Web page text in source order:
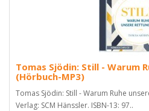
Tomas Sjödin: Still - Warum
(Hörbuch-MP3)
Tomas Sjödin: Still - Warum Ruhe
Verlag: SCM Hänssler. ISBN-13: 97..